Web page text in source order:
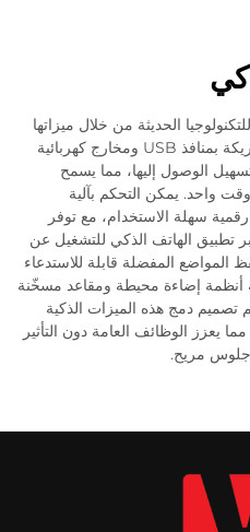
الحديثة من خلال ميزاتها
الشاملة المتكاملة ذكية. تم تجهيز الأريكة بمنافذ USB ومخارج كهربائية
الوصول إليها، مما يسمح
واحد. يمكن التحكم بآلية
سهلة الاستخدام، مع توفر
تطبيق الهاتف الذكي للتشغيل عن
المواضع المفضلة قابلة للاستدعاء
أنظمة إضاءة محيطة ومقاعد مسخّنة
تصميم دمج هذه الميزات الذكية
يعزز الوظائف العامة دون التأثير
جلوس مريح.